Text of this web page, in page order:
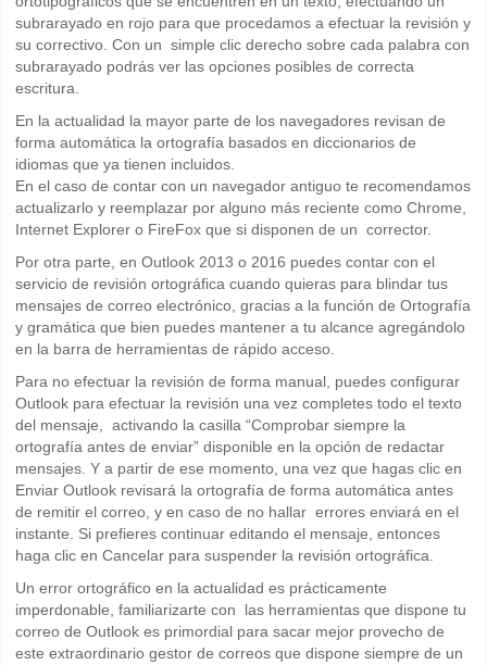
subrarayado en rojo para que procedamos a efectuar la revisión y
su correctivo. Con un simple clic derecho sobre cada palabra con
subrarayado podrás ver las opciones posibles de correcta
escritura.
En la actualidad la mayor parte de los navegadores revisan de
forma automática la ortografía basados en diccionarios de
idiomas que ya tienen incluidos.
En el caso de contar con un navegador antiguo te recomendamos
actualizarlo y reemplazar por alguno más reciente como Chrome,
Internet Explorer o FireFox que si disponen de un corrector.
Por otra parte, en Outlook 2013 o 2016 puedes contar con el
servicio de revisión ortográfica cuando quieras para blindar tus
mensajes de correo electrónico, gracias a la función de Ortografía
y gramática que bien puedes mantener a tu alcance agregándolo
en la barra de herramientas de rápido acceso.
Para no efectuar la revisión de forma manual, puedes configurar
Outlook para efectuar la revisión una vez completes todo el texto
del mensaje, activando la casilla “Comprobar siempre la
ortografía antes de enviar” disponible en la opción de redactar
mensajes. Y a partir de ese momento, una vez que hagas clic en
Enviar Outlook revisará la ortografía de forma automática antes
de remitir el correo, y en caso de no hallar errores enviará en el
instante. Si prefieres continuar editando el mensaje, entonces
haga clic en Cancelar para suspender la revisión ortográfica.
Un error ortográfico en la actualidad es prácticamente
imperdonable, familiarizarte con las herramientas que dispone tu
correo de Outlook es primordial para sacar mejor provecho de
este extraordinario gestor de correos que dispone siempre de un